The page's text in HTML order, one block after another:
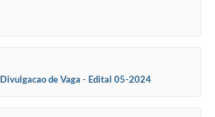
de Vaga - Edital 05-2024